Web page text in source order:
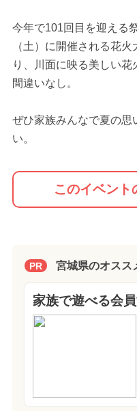
今年で101回目を迎える
（土）に開催される花
り、川面に映る美しい
間違いなし。
ぜひ家族みんなで夏の思
い。
このイベント
PR 宮城県のオスス
家族で遊べる会